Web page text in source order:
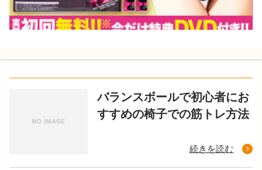
バランスボールで初心者にお
すすめの椅子での筋トレ方法
続きを読む